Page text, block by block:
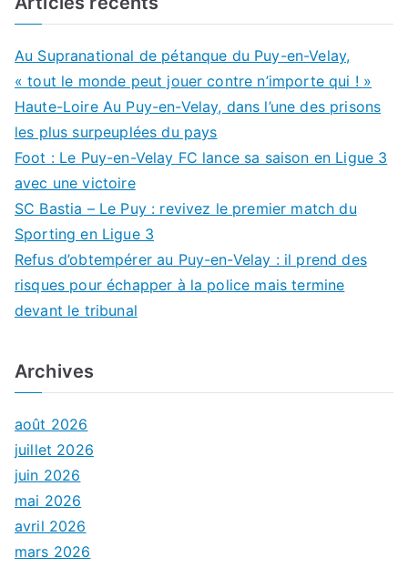
Au Supranational de pétanque du Puy-en-Velay,
« tout le monde peut jouer contre n’importe qui ! »
Haute-Loire Au Puy-en-Velay, dans l’une des prisons
les plus surpeuplées du pays
Foot : Le Puy-en-Velay FC lance sa saison en Ligue 3
avec une victoire
SC Bastia – Le Puy : revivez le premier match du
Sporting en Ligue 3
Refus d’obtempérer au Puy-en-Velay : il prend des
risques pour échapper à la police mais termine
devant le tribunal
Archives
août 2026
juillet 2026
juin 2026
mai 2026
avril 2026
mars 2026